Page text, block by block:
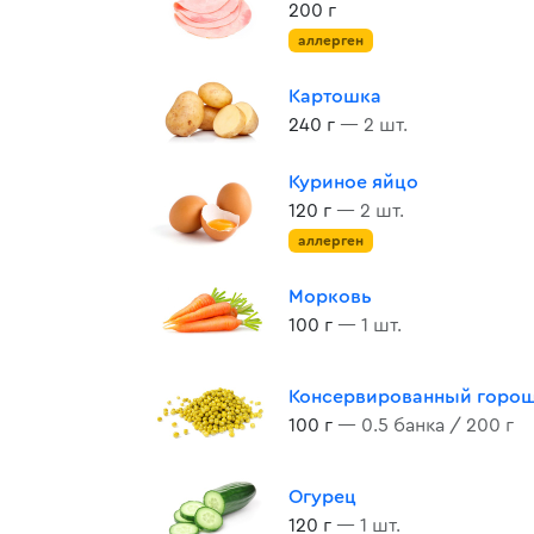
200 г
аллерген
Картошка
240 г — 2 шт.
Куриное яйцо
120 г — 2 шт.
аллерген
Морковь
100 г — 1 шт.
Консервированный
100 г — 0.5 банка / 200 г
Огурец
120 г — 1 шт.